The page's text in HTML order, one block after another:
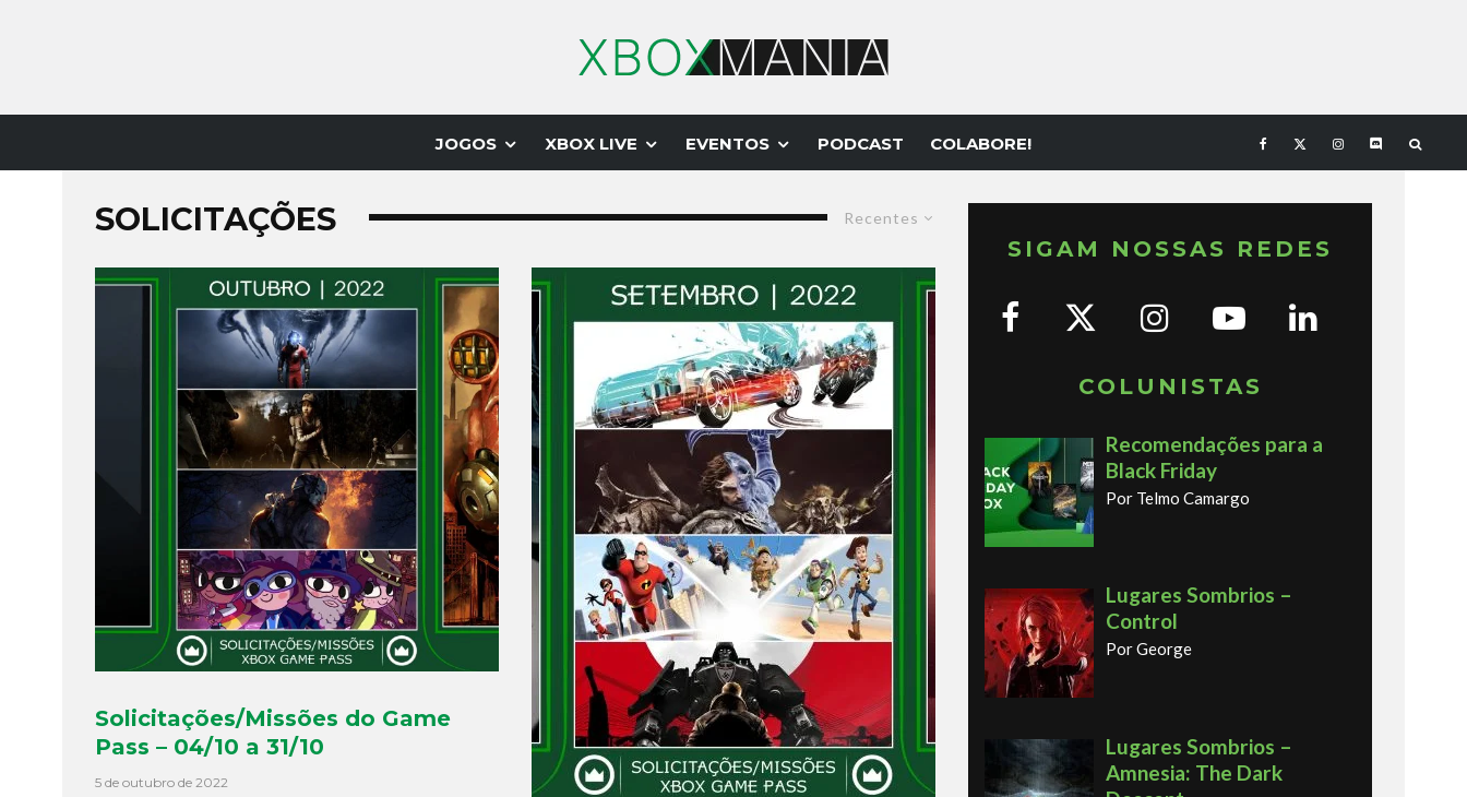
JOGOS XBOX LIVE EVENTOS PODCAST COLABORE!
Recentes
SOLICITAÇÕES
Solicitações/Missões do Game
Pass – 04/10 a 31/10
5 de outubro de 2022
SIGAM NOSSAS REDES
COLUNISTAS
Recomendações para a
Black Friday
Por Telmo Camargo
Lugares Sombrios –
Control
Por George
Lugares Sombrios –
Amnesia: The Dark